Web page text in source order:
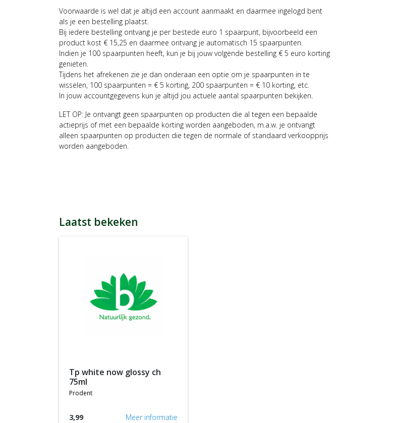
Voorwaarde is wel dat je altijd een account aanmaakt en daarmee ingelogd bent
als je een bestelling plaatst.
Bij iedere bestelling ontvang je per bestede euro 1 spaarpunt, bijvoorbeeld een
product kost € 15,25 en daarmee ontvang je automatisch 15 spaarpunten.
Indien je 100 spaarpunten heeft, kun je bij jouw volgende bestelling € 5 euro korting
genieten.
Tijdens het afrekenen zie je dan onderaan een optie om je spaarpunten in te
wisselen, 100 spaarpunten = € 5 korting, 200 spaarpunten = € 10 korting, etc.
In jouw accountgegevens kun je altijd jou actuele aantal spaarpunten bekijken.
LET OP: Je ontvangt geen spaarpunten op producten die al tegen een bepaalde
actieprijs of met een bepaalde korting worden aangeboden, m.a.w. je ontvangt
alleen spaarpunten op producten die tegen de normale of standaard verkoopprijs
worden aangeboden.
Laatst bekeken
tp white now glossy ch
75ml
prodent
3,99 Meer informatie